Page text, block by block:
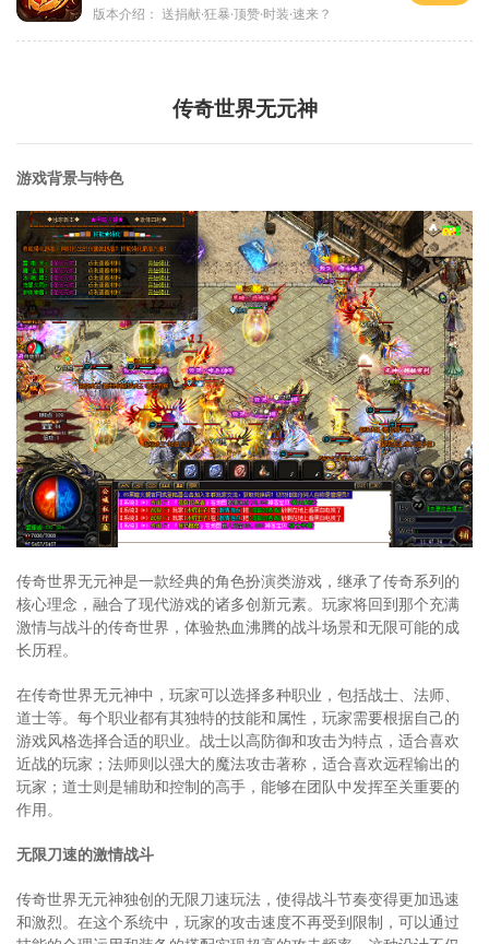
版本介绍： 送捐献·狂暴·顶赞·时装·速来？
传奇世界无元神
游戏背景与特色
传奇世界无元神是一款经典的角色扮演类游戏，继承了传奇系列的
核心理念，融合了现代游戏的诸多创新元素。玩家将回到那个充满
激情与战斗的传奇世界，体验热血沸腾的战斗场景和无限可能的成
长历程。
在传奇世界无元神中，玩家可以选择多种职业，包括战士、法师、
道士等。每个职业都有其独特的技能和属性，玩家需要根据自己的
游戏风格选择合适的职业。战士以高防御和攻击为特点，适合喜欢
近战的玩家；法师则以强大的魔法攻击著称，适合喜欢远程输出的
玩家；道士则是辅助和控制的高手，能够在团队中发挥至关重要的
作用。
无限刀速的激情战斗
传奇世界无元神独创的无限刀速玩法，使得战斗节奏变得更加迅速
和激烈。在这个系统中，玩家的攻击速度不再受到限制，可以通过